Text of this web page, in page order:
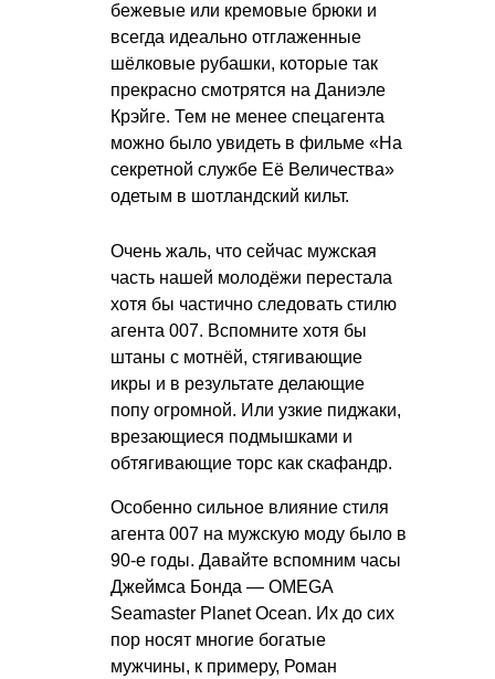
бежевые или кремовые брюки и
всегда идеально отглаженные
шёлковые рубашки, которые так
прекрасно смотрятся на Даниэле
Крэйге. Тем не менее спецагента
можно было увидеть в фильме «На
секретной службе Её Величества»
одетым в шотландский кильт.
Очень жаль, что сейчас мужская
часть нашей молодёжи перестала
хотя бы частично следовать стилю
агента 007. Вспомните хотя бы
штаны с мотнёй, стягивающие
икры и в результате делающие
попу огромной. Или узкие пиджаки,
врезающиеся подмышками и
обтягивающие торс как скафандр.
Особенно сильное влияние стиля
агента 007 на мужскую моду было в
90-е годы. Давайте вспомним часы
Джеймса Бонда — OMEGA
Seamaster Planet Ocean. Их до сих
пор носят многие богатые
мужчины, к примеру, Роман